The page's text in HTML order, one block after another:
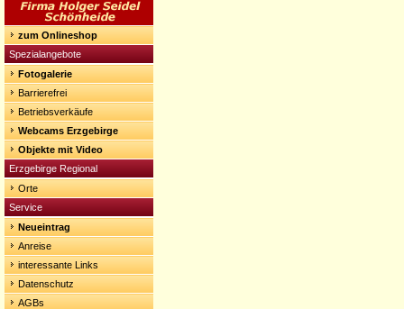
zum Onlineshop
Spezialangebote
Fotogalerie
Barrierefrei
Betriebsverkäufe
Webcams Erzgebirge
Objekte mit Video
Erzgebirge Regional
Orte
Service
Neueintrag
Anreise
interessante Links
Datenschutz
AGBs